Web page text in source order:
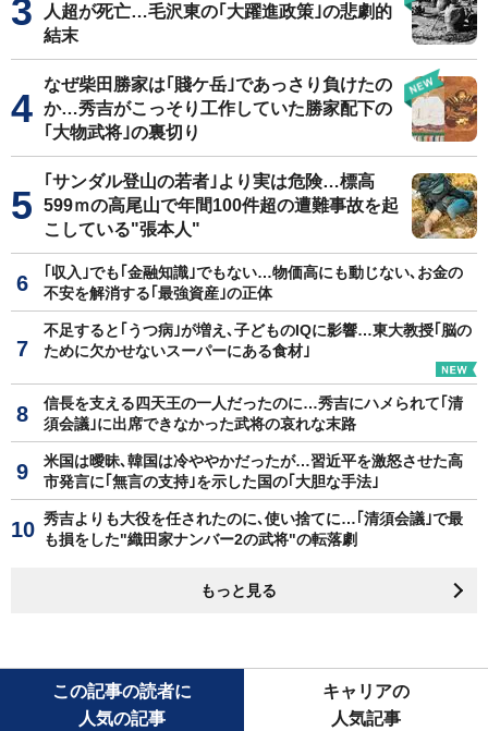
人超が死亡…毛沢東の｢大躍進政策｣の悲劇的
結末
なぜ柴田勝家は｢賤ケ岳｣であっさり負けたの
か…秀吉がこっそり工作していた勝家配下の
｢大物武将｣の裏切り
｢サンダル登山の若者｣より実は危険…標高
599ｍの高尾山で年間100件超の遭難事故を起
こしている"張本人"
｢収入｣でも｢金融知識｣でもない…物価高にも動じない､お金の
不安を解消する｢最強資産｣の正体
不足すると｢うつ病｣が増え､子どものIQに影響…東大教授｢脳の
ために欠かせないスーパーにある食材｣
信長を支える四天王の一人だったのに…秀吉にハメられて｢清
須会議｣に出席できなかった武将の哀れな末路
米国は曖昧､韓国は冷ややかだったが…習近平を激怒させた高
市発言に｢無言の支持｣を示した国の｢大胆な手法｣
秀吉よりも大役を任されたのに､使い捨てに…｢清須会議｣で最
も損をした"織田家ナンバー2の武将"の転落劇
もっと見る
この記事の読者に
人気の記事
キャリアの
人気記事